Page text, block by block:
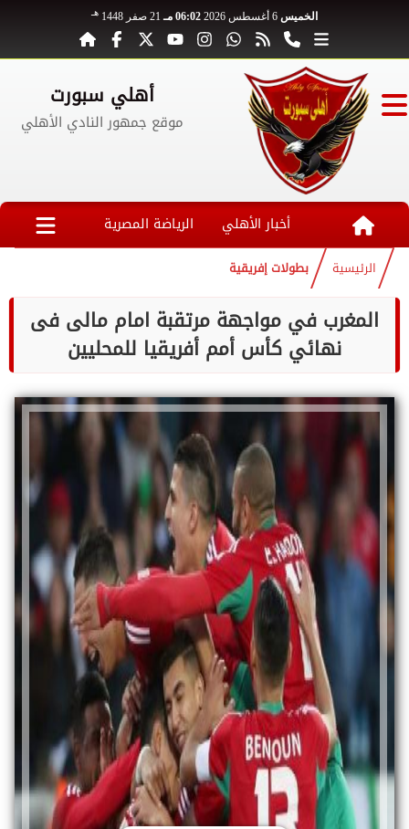
الخميس 06:02 مـ 21 صفر 1448 هـ
أهلي سبورت
موقع جمهور النادي الأهلي
أخبار الأهلي الرياضة المصرية
الرئيسية بطولات إفريقية
المغرب في مواجهة مرتقبة امام مالى فى
نهائي كأس أمم أفريقيا للمحليين